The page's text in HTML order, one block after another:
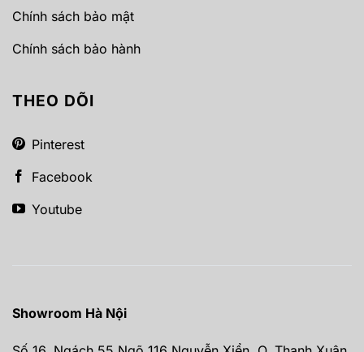
Chính sách bảo mật
Chính sách bảo hành
THEO DÕI
Pinterest
Facebook
Youtube
Showroom Hà Nội